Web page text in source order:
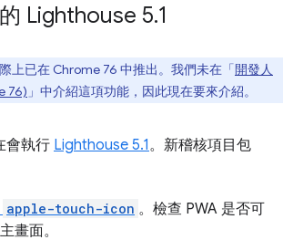
Lighthouse 5.1
上已在 Chrome 76 中推出。我們未在「開發人
76) 」中介紹這項功能，因此現在要來介紹。
會執行 Lighthouse 5.1。新稽核項目包
apple-touch-icon 。檢查 PWA 是否可
畫面。